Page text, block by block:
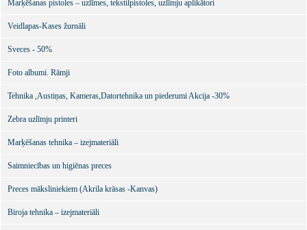
Marķēšanas pistoles – uzlīmes, tekstilpistoles, uzlīmju aplikātori
Veidlapas-Kases žurnāli
Sveces - 50%
Foto albumi. Rāmji
Tehnika ,Austiņas, Kameras,Datortehnika un piederumi Akcija -30%
Zebra uzlīmju printeri
Marķēšanas tehnika – izejmateriāli
Saimniecības un higiēnas preces
Preces māksliniekiem (Akrila krāsas -Kanvas)
Biroja tehnika – izejmateriāli